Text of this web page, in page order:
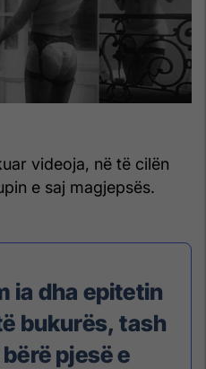
videoja, në të cilën
e saj magjepsës.
ia dha epitetin
bukurës, tash
pjesë e